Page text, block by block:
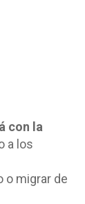
con la
a los
o migrar de